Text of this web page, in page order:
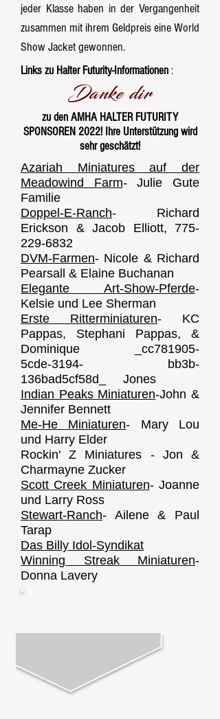
jeder Klasse haben in der Vergangenheit
zusammen mit ihrem Geldpreis eine World
Show Jacket gewonnen.
Links zu Halter Futurity-Informationen :
Danke dir
zu den AMHA HALTER FUTURITY
SPONSOREN 2022! Ihre Unterstützung wird
sehr geschätzt!
Azariah Miniatures auf der
Meadowind Farm- Julie Gute
Familie
Doppel-E-Ranch- Richard
Erickson & Jacob Elliott, 775-
229-6832
DVM-Farmen- Nicole & Richard
Pearsall & Elaine Buchanan
Elegante Art-Show-Pferde-
Kelsie und Lee Sherman
Erste Ritterminiaturen- KC
Pappas, Stephani Pappas, &
Dominique _cc781905-
5cde-3194- bb3b-
136bad5cf58d_ Jones
Indian Peaks Miniaturen-John &
Jennifer Bennett
Me-He Miniaturen- Mary Lou
und Harry Elder
Rockin' Z Miniatures - Jon &
Charmayne Zucker
Scott Creek Miniaturen- Joanne
und Larry Ross
Stewart-Ranch- Ailene & Paul
Tarap
Das Billy Idol-Syndikat
Winning Streak Miniaturen-
Donna Lavery